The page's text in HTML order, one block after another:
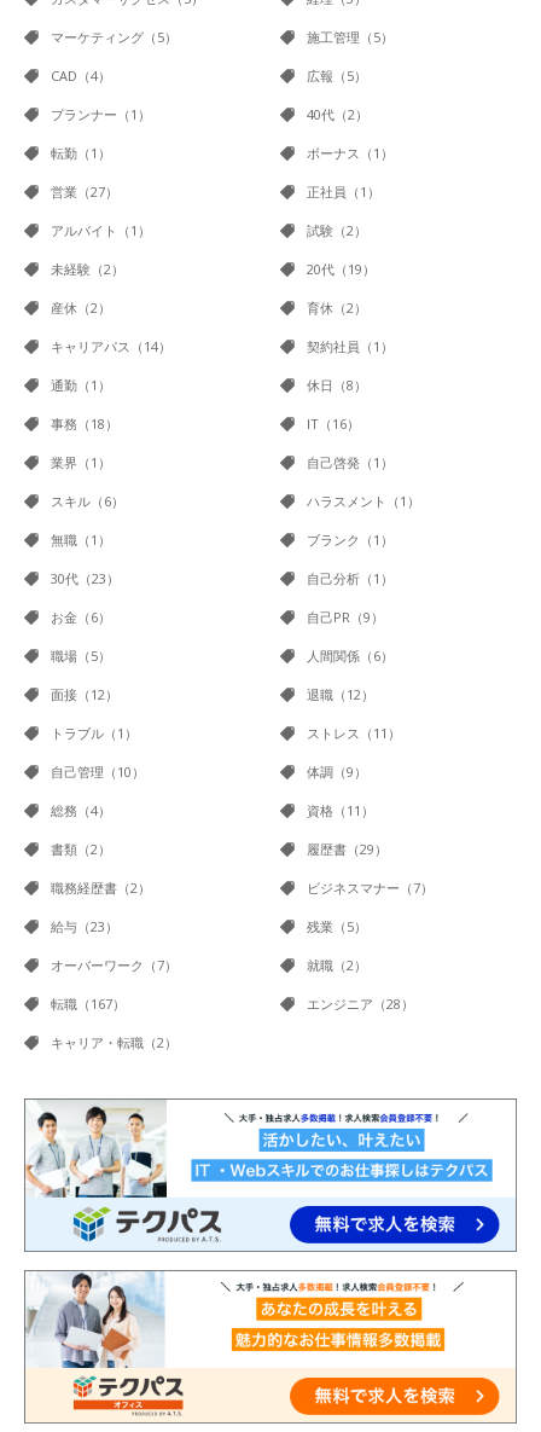
マーケティング（5） 施工管理（5）
CAD（4） 広報（5）
プランナー（1） 40代（2）
転勤（1） ボーナス（1）
営業（27） 正社員（1）
アルバイト（1） 試験（2）
未経験（2） 20代（19）
産休（2） 育休（2）
キャリアパス（14） 契約社員（1）
通勤（1） 休日（8）
事務（18） IT（16）
業界（1） 自己啓発（1）
スキル（6） ハラスメント（1）
無職（1） ブランク（1）
30代（23） 自己分析（1）
お金（6） 自己PR（9）
職場（5） 人間関係（6）
面接（12） 退職（12）
トラブル（1） ストレス（11）
自己管理（10） 体調（9）
総務（4） 資格（11）
書類（2） 履歴書（29）
職務経歴書（2） ビジネスマナー（7）
給与（23） 残業（5）
オーバーワーク（7） 就職（2）
転職（167） エンジニア（28）
キャリア・転職（2）